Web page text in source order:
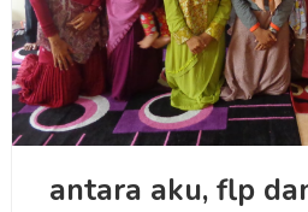
antara aku, flp